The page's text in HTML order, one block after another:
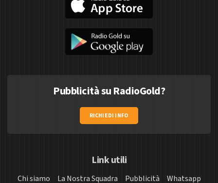
Pubblicità su RadioGold?
RICHIEDI INFO
Link utili
Chi siamo La Nostra Squadra Pubblicità Whatsapp